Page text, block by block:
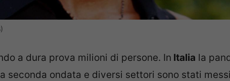
a dura prova milioni di persone. In Italia la
seconda ondata e diversi settori sono stati